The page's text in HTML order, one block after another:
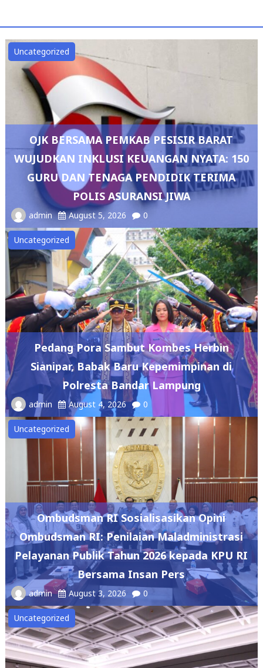
Uncategorized
OJK BERSAMA PEMKAB PESISIR BARAT
WUJUDKAN INKLUSI KEUANGAN NYATA: 150
GURU DAN TENAGA PENDIDIK TERIMA
POLIS ASURANSI JIWA
admin August 5, 2026 0
Uncategorized
Pedang Pora Sambut Kombes Herbin
Sianipar, Babak Baru Kepemimpinan di
Polresta Bandar Lampung
admin August 4, 2026 0
Uncategorized
Ombudsman RI Sosialisasikan Opini
Ombudsman RI: Penilaian Maladministrasi
Pelayanan Publik Tahun 2026 kepada KPU RI
Bersama Insan Pers
admin August 3, 2026 0
Uncategorized